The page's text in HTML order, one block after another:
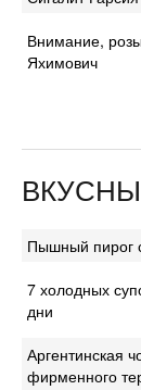
Внимание,
Яхимович
Пышный пирог
7 холодных
дни
Аргентинская
фирменного